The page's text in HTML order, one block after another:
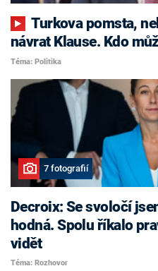
Turkova pomsta, nekonfliktní Havlíček i
návrat Klause. Kdo
Téma: Politika
7 fotografií
Decroix: Se svoločí
hodná. Spolu říkalo
vidět
Téma: Rozhovor